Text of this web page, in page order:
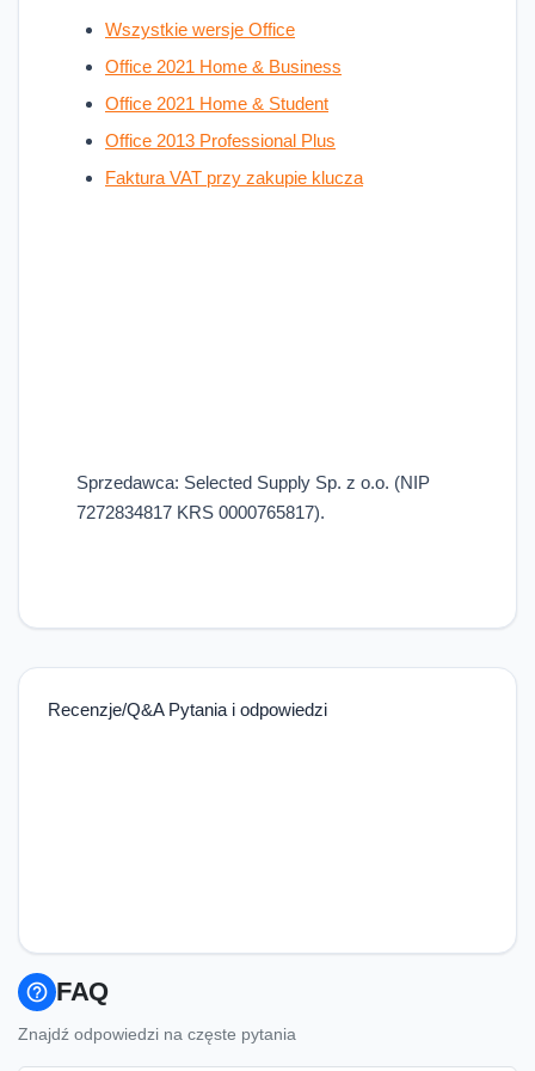
Wszystkie wersje Office
Office 2021 Home & Business
Office 2021 Home & Student
Office 2013 Professional Plus
Faktura VAT przy zakupie klucza
Sprzedawca: Selected Supply Sp. z o.o. (NIP
7272834817 KRS 0000765817).
Recenzje/Q&A Pytania i odpowiedzi
help_outline FAQ
Znajdź odpowiedzi na częste pytania